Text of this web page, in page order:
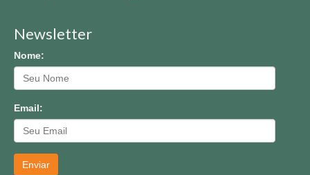
Newsletter
Nome:
Email:
Enviar